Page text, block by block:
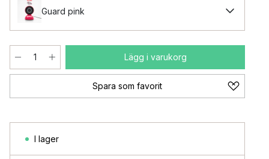
Guard pink
Lägg i varukorg
Spara som favorit
I lager